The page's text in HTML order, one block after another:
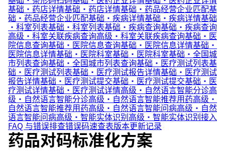
基础·药店详情基础·药店详情基础·药品经营企业匹配基
础·药品经营企业匹配基础·疾病详情基础·疾病详情基础
·科室列表基础·科室列表基础·疾病查询基础·疾病查询
高级·科室关联疾病查询高级·科室关联疾病查询基础·医
院信息查询基础·医院信息查询基础·医院信息详情基础·
医院信息详情基础·医院科室基础·医院科室基础·全国城
市列表查询基础·全国城市列表查询基础·医疗测试列表基
础·医疗测试列表基础·医疗测试报告详情基础·医疗测试
报告详情基础·医疗测试提交基础·医疗测试提交基础·医
疗测试详情基础·医疗测试详情高级·自然语言智能分诊高
级·自然语言智能分诊高级·自然语言智能推荐用药高级·
自然语言智能推荐用药高级·自然语言智能问病高级·自然
语言智能问病高级·智能实体识别高级·智能实体识别接入
FAQ 与错误排查错误码速查表版本更新记录
药品对码标准化方案